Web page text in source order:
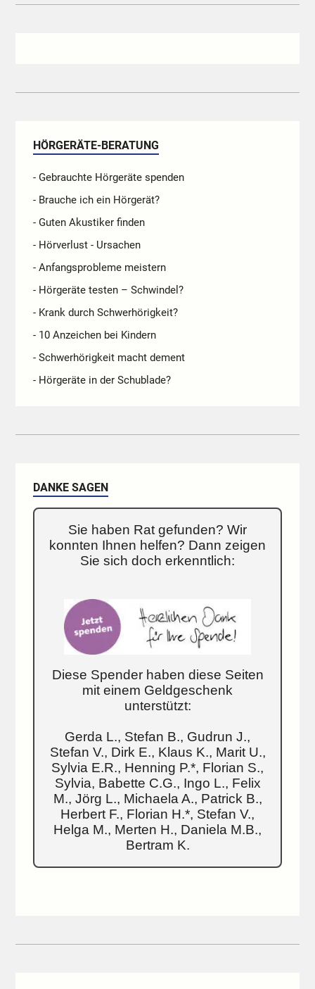
HÖRGERÄTE-BERATUNG
- Gebrauchte Hörgeräte spenden
- Brauche ich ein Hörgerät?
- Guten Akustiker finden
- Hörverlust - Ursachen
- Anfangsprobleme meistern
- Hörgeräte testen – Schwindel?
- Krank durch Schwerhörigkeit?
- 10 Anzeichen bei Kindern
- Schwerhörigkeit macht dement
- Hörgeräte in der Schublade?
DANKE SAGEN
Sie haben Rat gefunden? Wir
konnten Ihnen helfen? Dann zeigen
Sie sich doch erkenntlich:
Diese Spender haben diese Seiten
mit einem Geldgeschenk
unterstützt:
Gerda L., Stefan B., Gudrun J.,
Stefan V., Dirk E., Klaus K., Marit U.,
Sylvia E.R., Henning P.*, Florian S.,
Sylvia, Babette C.G., Ingo L., Felix
M., Jörg L., Michaela A., Patrick B.,
Herbert F., Florian H.*, Stefan V.,
Helga M., Merten H., Daniela M.B.,
Bertram K.